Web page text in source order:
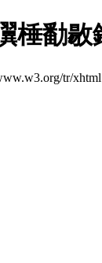
棰勫敭
tr/